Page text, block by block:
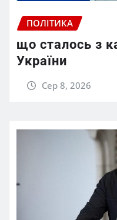
ПОЛІТИКА
що сталось з
України
Сер 8, 2026